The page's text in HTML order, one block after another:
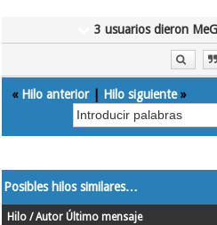
3 usuarios dieron
« Hilo anterior| Hilo siguiente»
Posibles hilos similares…
Hilo / Autor Último mensaje